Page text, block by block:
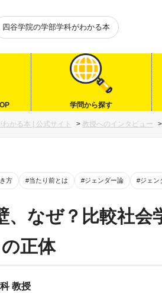
四谷学院の学部学科がわかる本
学問から探す
かる本 | 公式サイト > 教授へのインタビュー >
方 #当たり前とは #ジェンダー論 #ジェン
、なぜ？比較社会
正体
教授